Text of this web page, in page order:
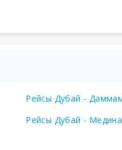
Рейсы Дубай -
Рейсы Дубай - Медина